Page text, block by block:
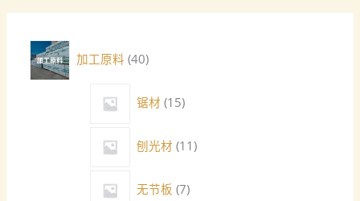
加工原料 40
锯材 15
刨光材 11
无节板 7